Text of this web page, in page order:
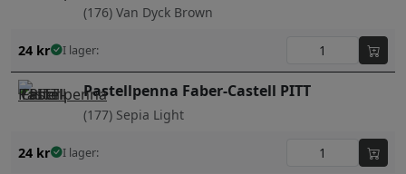
(176) Van Dyck Brown
24 kr I lager:
Pastellpenna Faber-Castell PITT
(177) Sepia Light
24 kr I lager: